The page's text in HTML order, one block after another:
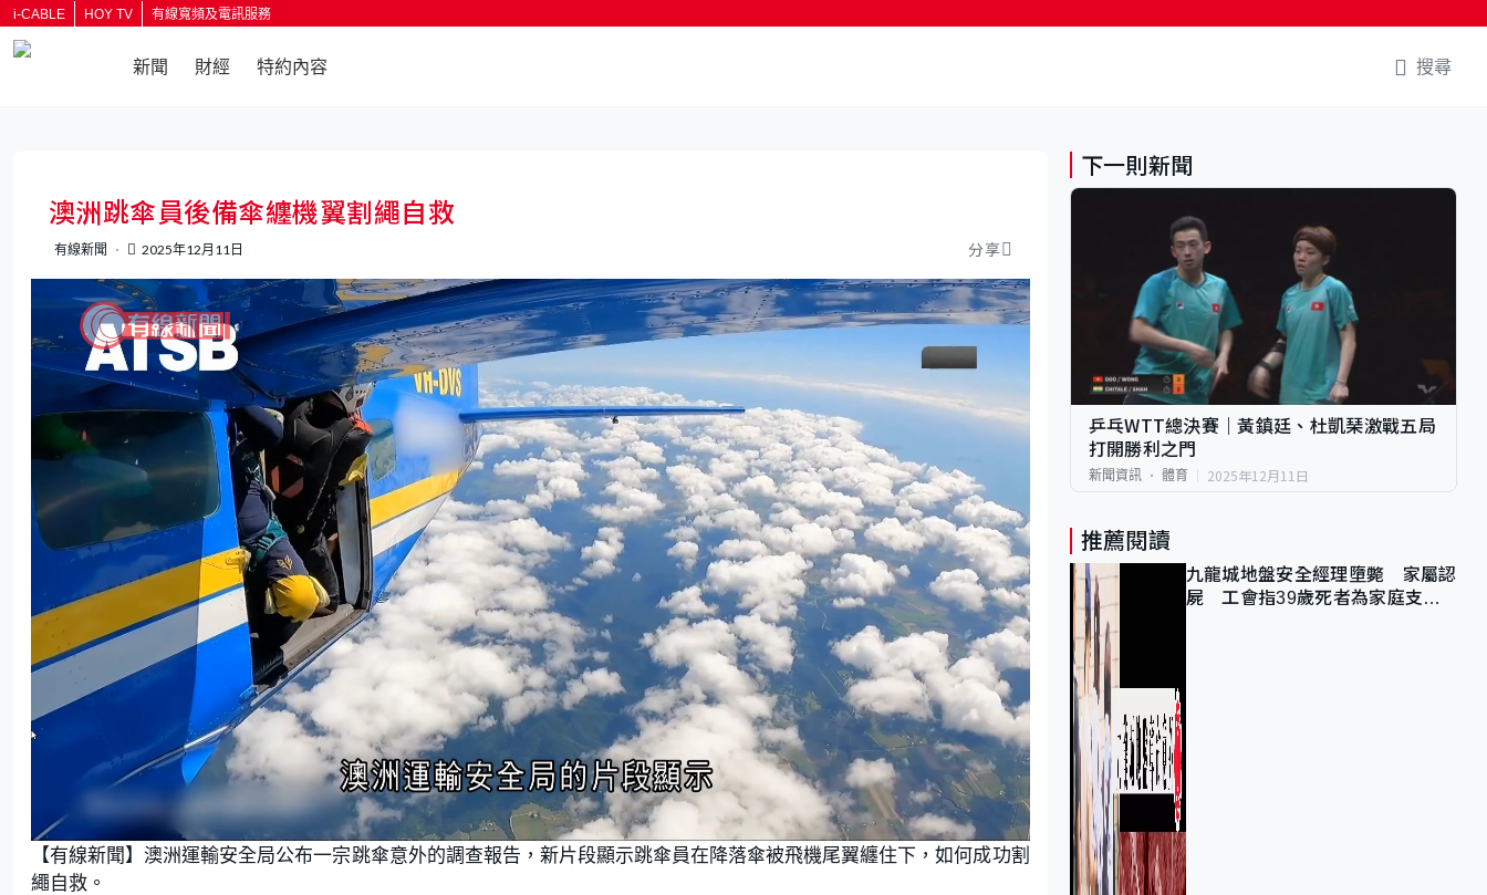
i-CABLE HOY TV 有線寬頻及電訊服務
新聞 財經 特約內容 搜尋
澳洲跳傘員後備傘纏機翼割繩自救
有線新聞 2025年12月11日 分享
n
m
u
e
o
a
d
【有線新聞】澳洲運輸安全局公布一宗跳傘意外的調查報告，新片段顯示跳傘員在降落傘被飛機尾翼纏住下，如何成功割
繩自救。
下一則新聞
乒乓WTT總決賽｜黃鎮廷、杜凱琹激戰五局
打開勝利之門
新聞資訊 體育 2025年12月11日
推薦閱讀
九龍城地盤安全經理墮斃 家屬認
屍 工會指39歲死者為家庭支柱